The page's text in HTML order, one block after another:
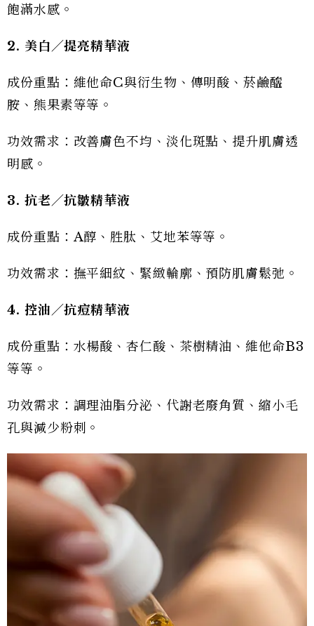
飽滿水感。
2. 美白／提亮精華液
成份重點：維他命C與衍生物、傳明酸、菸鹼醯
胺、熊果素等等。
功效需求：改善膚色不均、淡化斑點、提升肌膚透
明感。
3. 抗老／抗皺精華液
成份重點：A醇、胜肽、艾地苯等等。
功效需求：撫平細紋、緊緻輪廓、預防肌膚鬆弛。
4. 控油／抗痘精華液
成份重點：水楊酸、杏仁酸、茶樹精油、維他命B3
等等。
功效需求：調理油脂分泌、代謝老廢角質、縮小毛
孔與減少粉刺。